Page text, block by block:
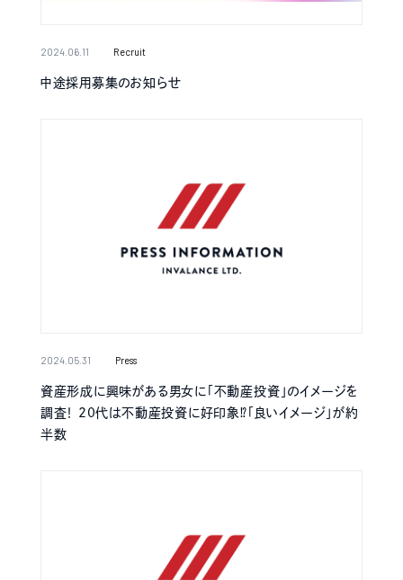
2024.06.11 Recruit
中途採用募集のお知らせ
2024.05.31 Press
資産形成に興味がある男女に「不動産投資」のイメージを
調査！ 20代は不動産投資に好印象⁉「良いイメージ」が約
半数